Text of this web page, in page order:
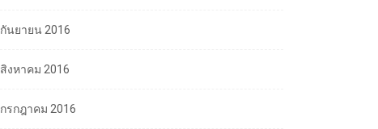
กันยายน 2016
สิงหาคม 2016
กรกฎาคม 2016